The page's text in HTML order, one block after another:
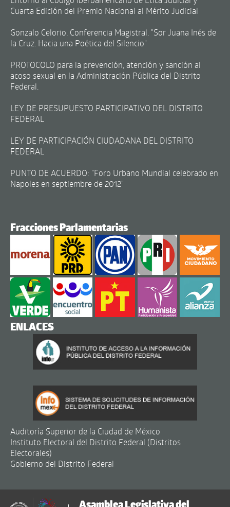
Cuarta Edición del Premio Nacional al Mérito Judicial
Gonzalo Celorio. Conferencia Magistral. "Sor Juana Inés de
la Cruz. Hacia una Poética del Silencio"
PROTOCOLO para la prevención, atención y sanción al
acoso sexual en la Administración Pública del Distrito
Federal.
LEY DE PRESUPUESTO PARTICIPATIVO DEL DISTRITO
FEDERAL
LEY DE PARTICIPACIÓN CIUDADANA DEL DISTRITO
FEDERAL
PUNTO DE ACUERDO: "Foro Urbano Mundial celebrado en
Napoles en septiembre de 2012"
Fracciones Parlamentarias
ENLACES
Auditoría Superior de la Ciudad de México
Instituto Electoral del Distrito Federal (Distritos
Electorales)
Gobierno del Distrito Federal